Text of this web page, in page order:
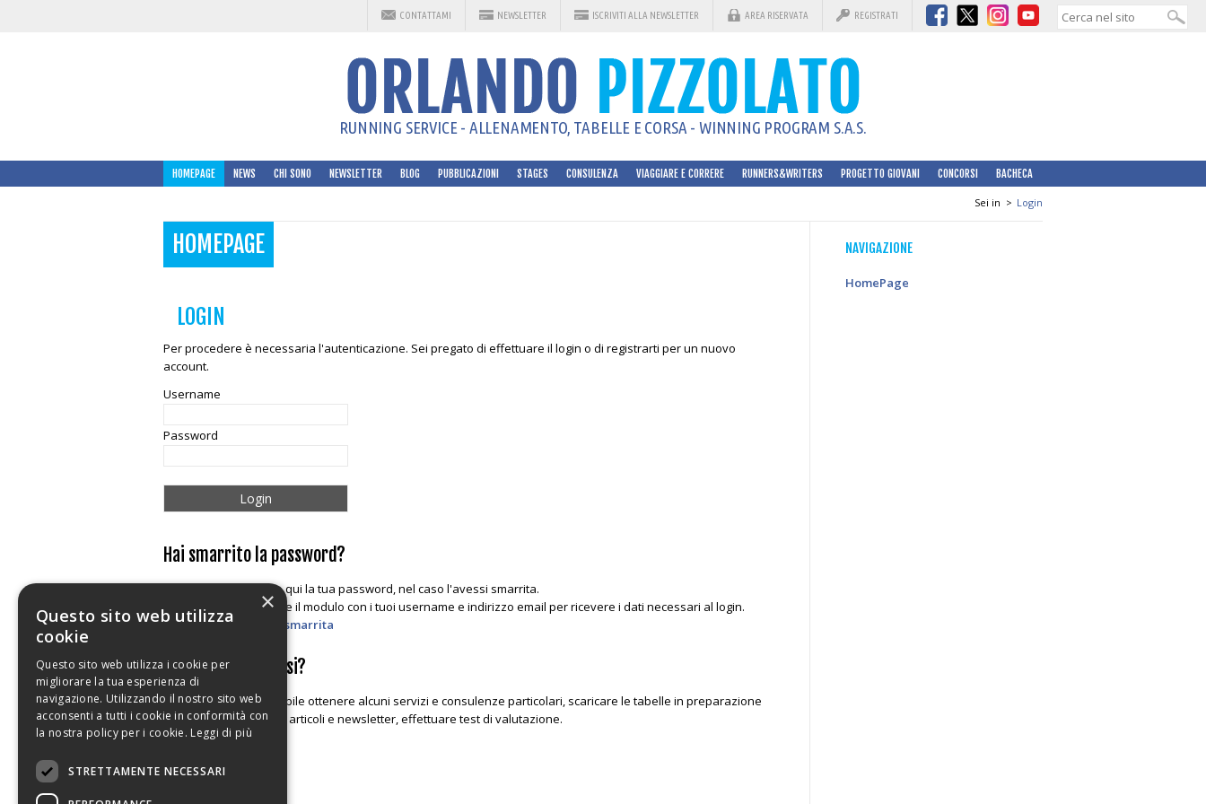
CONTATTAMI NEWSLETTER ISCRIVITI ALLA NEWSLETTER AREA RISERVATA REGISTRATI
RUNNING SERVICE - ALLENAMENTO, TABELLE E CORSA - WINNING PROGRAM S.A.S.
HOMEPAGE NEWS CHI SONO NEWSLETTER BLOG PUBBLICAZIONI STAGES CONSULENZA VIAGGIARE E CORRERE RUNNERS&WRITERS PROGETTO GIOVANI CONCORSI BACHECA
Sei in > Login
HOMEPAGE
LOGIN
Per procedere è necessaria l'autenticazione. Sei pregato di effettuare il login o di registrarti per un nuovo
account.
Username
Password
Hai smarrito la password?
E' possibile richiedere qui la tua password, nel caso l'avessi smarrita.
E' necessario compilare il modulo con i tuoi username e indirizzo email per ricevere i dati necessari al login.
Richiedi la password smarrita
Perche' registrarsi?
In questa area é possibile ottenere alcuni servizi e consulenze particolari, scaricare le tabelle in preparazione
alle maratone, leggere articoli e newsletter, effettuare test di valutazione.
NAVIGAZIONE
HomePage
×
Questo sito web utilizza
cookie
Questo sito web utilizza i cookie per
migliorare la tua esperienza di
navigazione. Utilizzando il nostro sito web
acconsenti a tutti i cookie in conformità con
la nostra policy per i cookie. Leggi di più
STRETTAMENTE NECESSARI